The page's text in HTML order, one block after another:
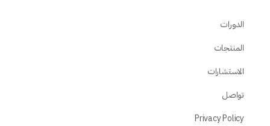
الدورات
المنتجات
الاستشارات
تواصل
Privacy Policy